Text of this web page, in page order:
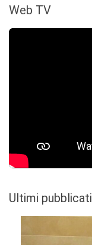
Web TV
Ultimi pubblicati